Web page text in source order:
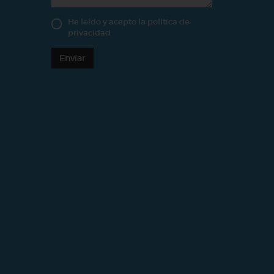
He leído y acepto la política de
privacidad
Enviar